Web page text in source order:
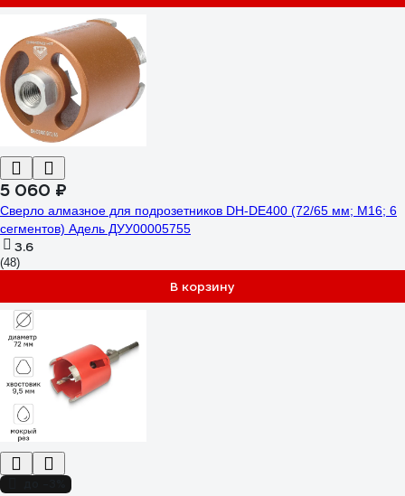
5 060 ₽
Сверло алмазное для подрозетников DH-DE400 (72/65 мм; M16; 6
сегментов) Адель ДУУ00005755
3.6
(48)
В корзину